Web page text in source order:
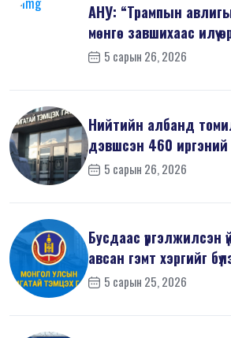
АНУ: “Трампын
мөнгө завшихаас илүү
шин...
5 сарын 26, 2026
Нийтийн албанд
дэвшсэн 460
мэдүүл...
5 сарын 26, 2026
Бусдаас үргэлжилсэн
авсан гэмт хэргийг
5 сарын 25, 2026